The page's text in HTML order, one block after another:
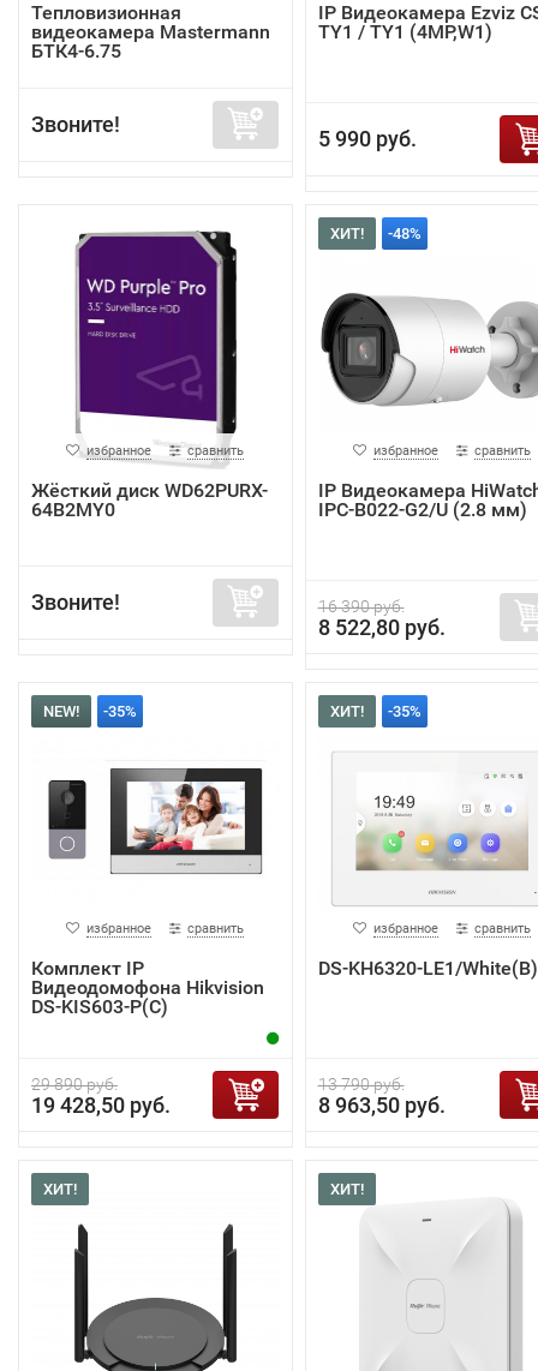
Тепловизионная
видеокамера Mastermann
БТК4-6.75
Звоните!
IP Видеокамера Ezviz
TY1 / TY1 (4MP,W1)
5 990 руб.
избранное сравнить
Жёсткий диск WD62PURX-
64B2MY0
Звоните!
ХИТ! -48%
избранное сравнить
IP Видеокамера
IPC-B022-G2/U (2.8 мм)
16 390 руб.
8 522,80 руб.
NEW! -35%
избранное сравнить
Комплект IP
Видеодомофона Hikvision
DS-KIS603-P(C)
29 890 руб.
19 428,50 руб.
ХИТ! -35%
избранное сравнить
DS-KH6320-LE1/White(B)
13 790 руб.
8 963,50 руб.
ХИТ! ХИТ!